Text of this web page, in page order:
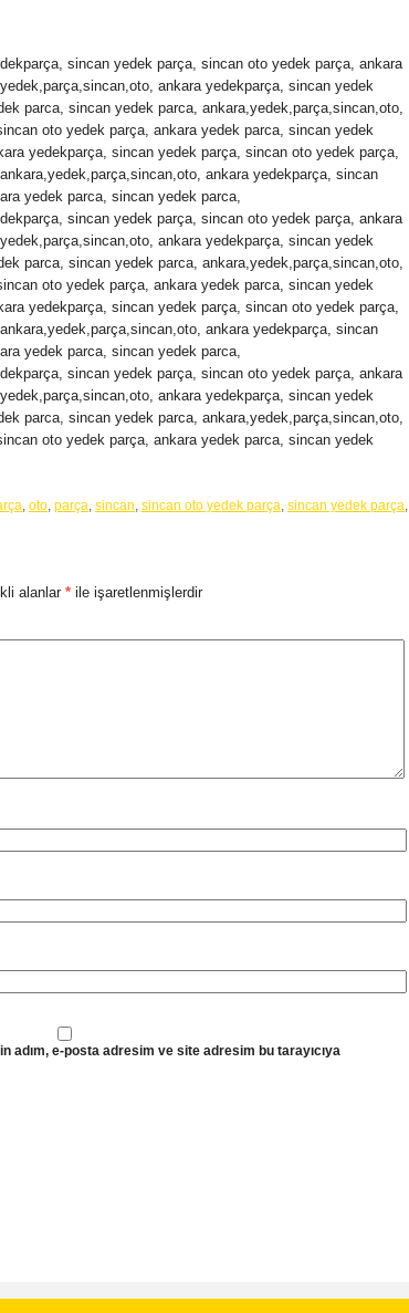
sincan yedek parça, sincan oto yedek parça, ankara
ankara yedekparça, sincan yedek
parca, sincan yedek parca, ankara,yedek,parça,sincan,oto,
oto yedek parça, ankara yedek parca, sincan yedek
yedekparça, sincan yedek parça, sincan oto yedek parça,
ankara yedekparça, sincan
yedek parca, sincan yedek parca,
sincan yedek parça, sincan oto yedek parça, ankara
ankara yedekparça, sincan yedek
parca, sincan yedek parca, ankara,yedek,parça,sincan,oto,
oto yedek parça, ankara yedek parca, sincan yedek
yedekparça, sincan yedek parça, sincan oto yedek parça,
ankara yedekparça, sincan
yedek parca, sincan yedek parca,
sincan yedek parça, sincan oto yedek parça, ankara
ankara yedekparça, sincan yedek
parca, sincan yedek parca, ankara,yedek,parça,sincan,oto,
oto yedek parça, ankara yedek parca, sincan yedek
, oto, parça, sincan, sincan oto yedek parça, sincan yedek parça,
alanlar * ile işaretlenmişlerdir
adım, e-posta adresim ve site adresim bu tarayıcıya